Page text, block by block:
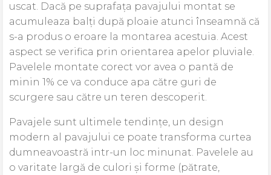
uscat. Dacă pe suprafața pavajului montat se
acumuleaza balți după ploaie atunci înseamnă că
s-a produs o eroare la montarea acestuia. Acest
aspect se verifica prin orientarea apelor pluviale.
Pavelele montate corect vor avea o pantă de
minin 1% ce va conduce apa către guri de
scurgere sau către un teren descoperit.
Pavajele sunt ultimele tendințe, un design
modern al pavajului ce poate transforma curtea
dumneavoastră intr-un loc minunat. Pavelele au
o varitate largă de culori și forme (pătrate,